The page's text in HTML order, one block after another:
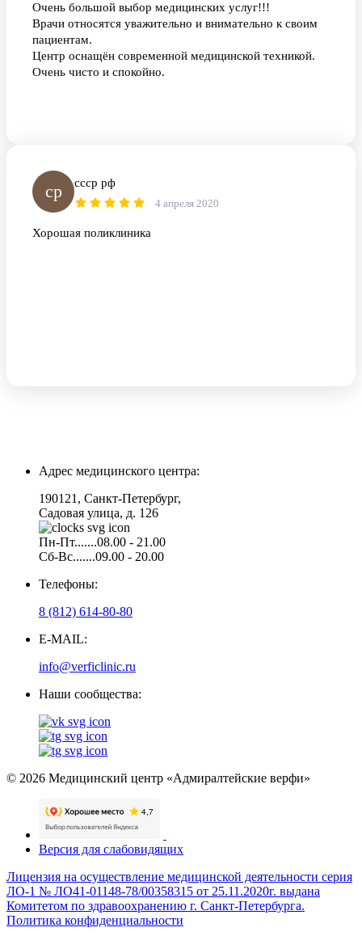
Очень большой выбор медицинских услуг!!!
Врачи относятся уважительно и внимательно к своим
пациентам.
Центр оснащён современной медицинской техникой.
Очень чисто и спокойно.
ср ссср рф
4 апреля 2020
Хорошая поликлиника
Адрес медицинского центра:
190121, Санкт-Петербург,
Садовая улица, д. 126
Пн-Пт.......08.00 - 21.00
Сб-Вс.......09.00 - 20.00
Телефоны:
8 (812) 614-80-80
E-MAIL:
info@verficlinic.ru
Наши сообщества:
© 2026 Медицинский центр «Адмиралтейские верфи»
Версия для слабовидящих
Лицензия на осуществление медицинской деятельности серия
ЛО-1 № ЛО41-01148-78/00358315 от 25.11.2020г. выдана
Комитетом по здравоохранению г. Санкт-Петербурга.
Политика конфиденциальности